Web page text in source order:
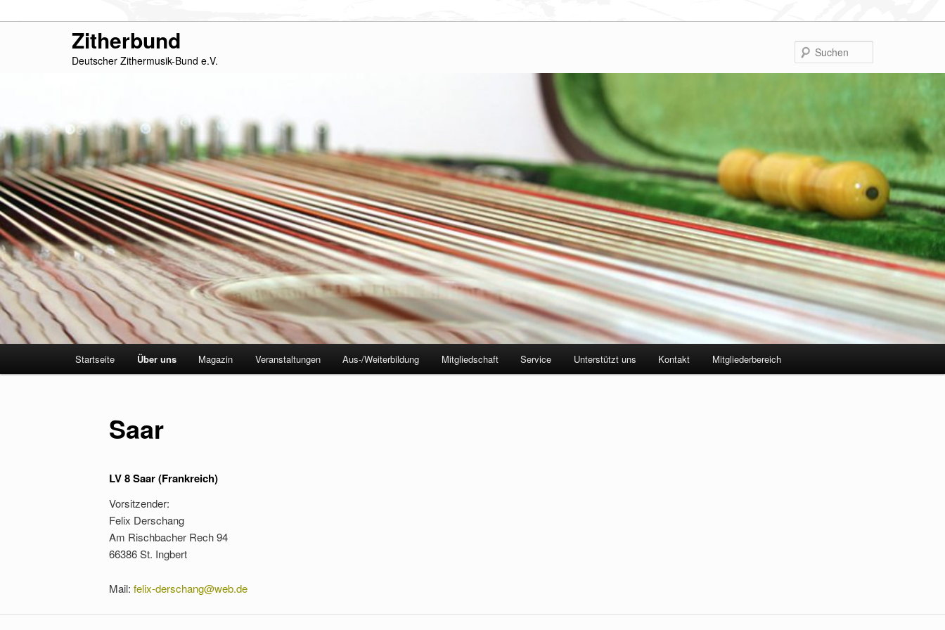
Zitherbund
Deutscher Zithermusik-Bund e.V.
Startseite Über uns Magazin Veranstaltungen Aus-/Weiterbildung Mitgliedschaft Service Unterstützt uns Kontakt Mitgliederbereich
Saar
LV 8 Saar (Frankreich)
Vorsitzender:
Felix Derschang
Am Rischbacher Rech 94
66386 St. Ingbert
Mail:felix-derschang@web.de